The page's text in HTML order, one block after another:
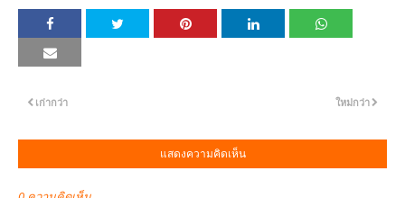
ใหม่กว่า
เก่ากว่า
แสดงความคิดเห็น